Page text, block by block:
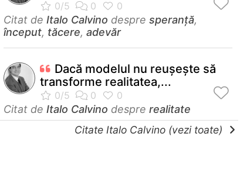
Citat de Italo Calvino despre speranță,
început, tăcere, adevăr
Dacă modelul nu reuşeşte să
transforme realitatea,...
Citat de Italo Calvino despre realitate
Citate Italo Calvino (vezi toate)